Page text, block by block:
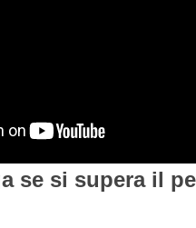
se si supera il